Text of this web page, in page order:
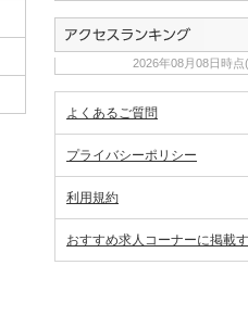
2026年08月08日時点
よくあるご質問
プライバシーポリシー
利用規約
おすすめ求人コーナーに掲載